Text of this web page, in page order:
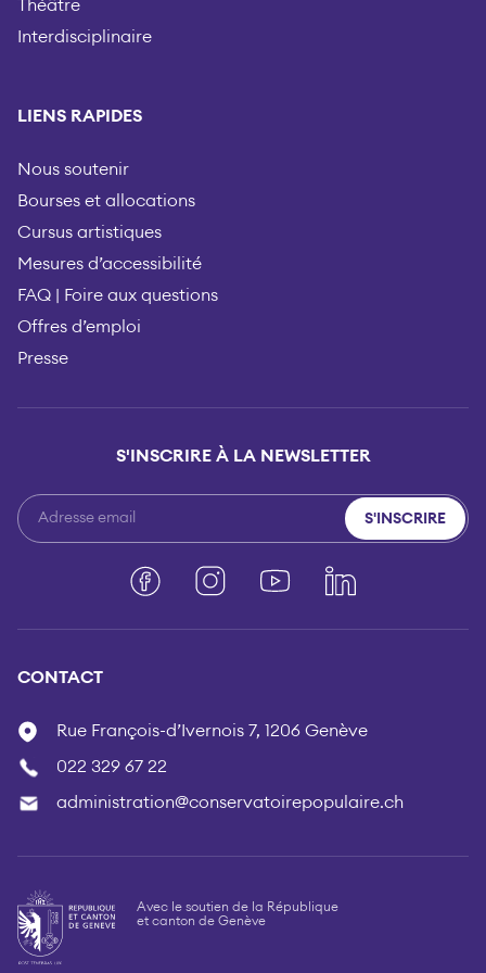
Théâtre
Interdisciplinaire
LIENS RAPIDES
Nous soutenir
Bourses et allocations
Cursus artistiques
Mesures d’accessibilité
FAQ | Foire aux questions
Offres d’emploi
Presse
S'INSCRIRE À LA NEWSLETTER
S'INSCRIRE
FacebookInstagramYouTubeLinkedIn
CONTACT
Rue François-d’Ivernois 7, 1206 Genève
022 329 67 22
administration@conservatoirepopulaire.ch
Avec le soutien de la République
et canton de Genève